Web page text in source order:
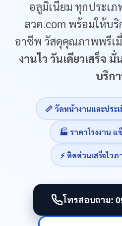
อลูมิเนียม ทุกประเภ
ลวด.com พร้อมให้บ
อาชีพ วัสดุคุณภาพพรีเ
งานไว วันเดียวเสร็จ
บริก
📏 วัดหน้างานและประ
🏭 ราคาโรงงาน แ
⚡ ติดด่วนเสร็จไวภ
โทรสอบถาม: